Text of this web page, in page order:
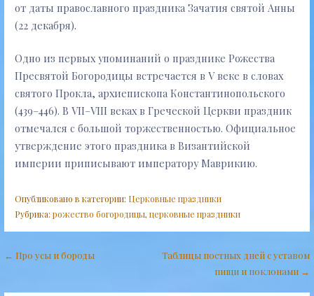
от даты православного праздника Зачатия святой Анны
(22 декабря).
Одно из первых упоминаний о празднике Рожества
Пресвятой Богородицы встречается в V веке в словах
святого Прокла, архиепископа Константинопольского
(439–446). В VII–VIII веках в Греческой Церкви праздник
отмечался с большой торжественностью. Официальное
утверждение этого праздника в Византийской
империи приписывают императору Маврикию.
Опубликовано в категории: Церковные праздники
Рубрика: рожество богородицы, церковные праздники
Навигация
← Про усы и бороды
Таблицы постных дней с уставом
пищи и поклонами →